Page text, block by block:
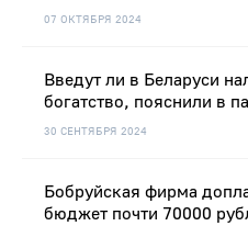
07 ОКТЯБРЯ 2024
30 СЕНТЯБРЯ 2024
Введут ли в Беларуси
богатство, пояснили в
Бобруйская фирма
бюджет почти 70000